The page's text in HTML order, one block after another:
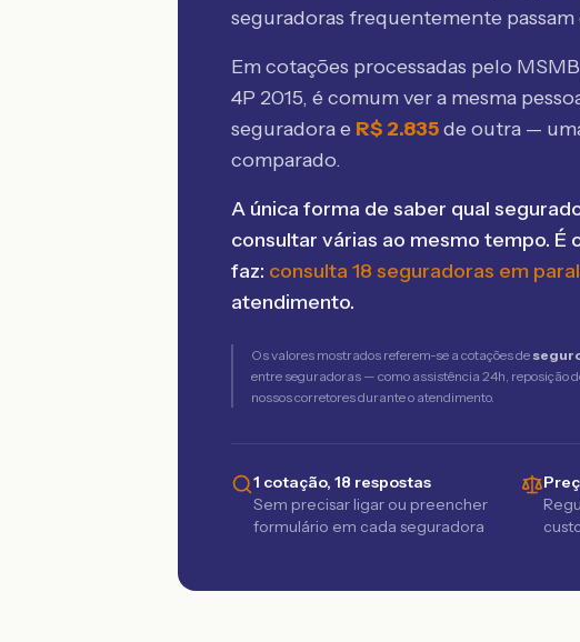
seguradoras frequentemente passam
Em cotações processadas pelo MSMB
4P 2015, é comum ver a mesma
seguradora e R$ 2.835de outra —
comparado.
A única forma de saber qual
consultar várias ao mesmo tempo. É
faz: consulta 18 seguradoras em
atendimento.
Os valores mostrados referem-se a cotações de
entre seguradoras — como assistência 24h, reposição
nossos corretores durante o atendimento.
1 cotação, 18 respostas
Sem precisar ligar ou preencher
formulário em cada seguradora